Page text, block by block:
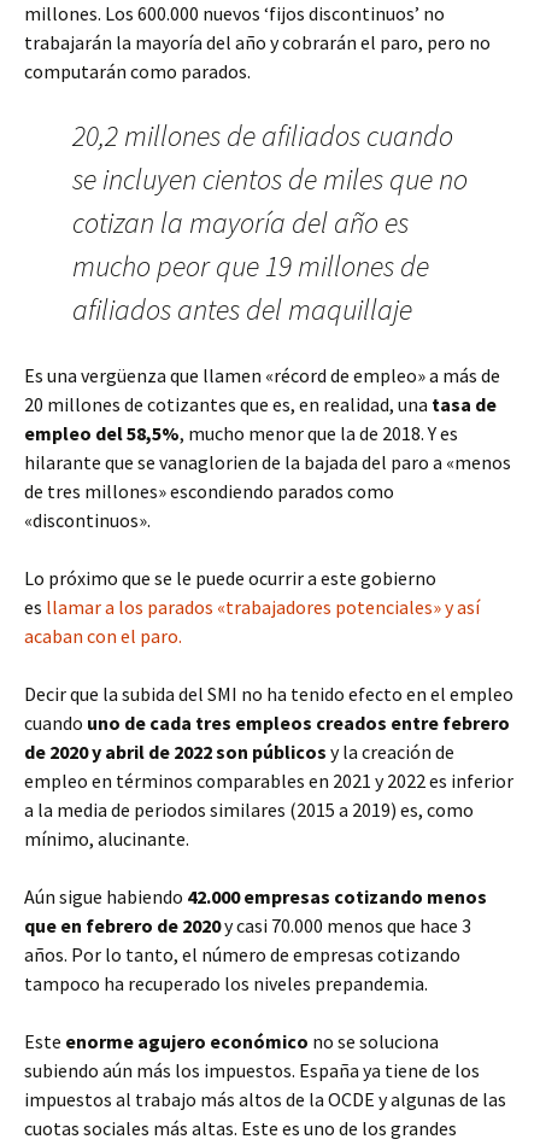
millones. Los 600.000 nuevos ‘fijos discontinuos’ no
trabajarán la mayoría del año y cobrarán el paro, pero no
computarán como parados.
20,2 millones de afiliados cuando
se incluyen cientos de miles que no
cotizan la mayoría del año es
mucho peor que 19 millones de
afiliados antes del maquillaje
Es una vergüenza que llamen «récord de empleo» a más de
20 millones de cotizantes que es, en realidad, una tasa de
empleo del 58,5%, mucho menor que la de 2018. Y es
hilarante que se vanaglorien de la bajada del paro a «menos
de tres millones» escondiendo parados como
«discontinuos».
Lo próximo que se le puede ocurrir a este gobierno
es llamar a los parados «trabajadores potenciales» y así
acaban con el paro.
Decir que la subida del SMI no ha tenido efecto en el empleo
cuando uno de cada tres empleos creados entre febrero
de 2020 y abril de 2022 son públicos y la creación de
empleo en términos comparables en 2021 y 2022 es inferior
a la media de periodos similares (2015 a 2019) es, como
mínimo, alucinante.
Aún sigue habiendo 42.000 empresas cotizando menos
que en febrero de 2020y casi 70.000 menos que hace 3
años. Por lo tanto, el número de empresas cotizando
tampoco ha recuperado los niveles prepandemia.
Este enorme agujero económico no se soluciona
subiendo aún más los impuestos. España ya tiene de los
impuestos al trabajo más altos de la OCDE y algunas de las
cuotas sociales más altas. Este es uno de los grandes